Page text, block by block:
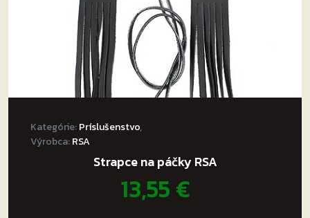
Kategórie:Príslušenstvo,
Výrobca:RSA
Strapce na páčky RSA
13,55€